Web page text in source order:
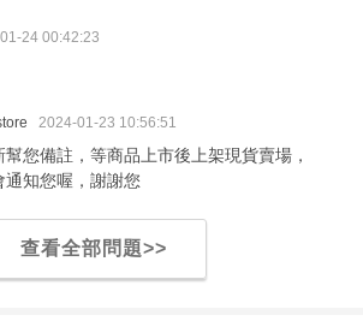
24 00:42:23
2024-01-23 10:56:51
幫您備註，等商品上市後上架現貨賣場，
通知您喔，謝謝您
查看全部問題>>